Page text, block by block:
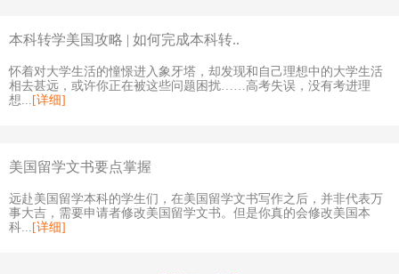
本科转学美国攻略 | 如何完成本科转..
怀着对大学生活的憧憬进入象牙塔，却发现和自己理想中的大学生活
相去甚远，或许你正在被这些问题困扰……高考失误，没有考进理
想... [详细]
美国留学文书要点掌握
远赴美国留学本科的学生们，在美国留学文书写作之后，并非代表万
事大吉，需要申请者修改美国留学文书。但是你真的会修改美国本
科... [详细]